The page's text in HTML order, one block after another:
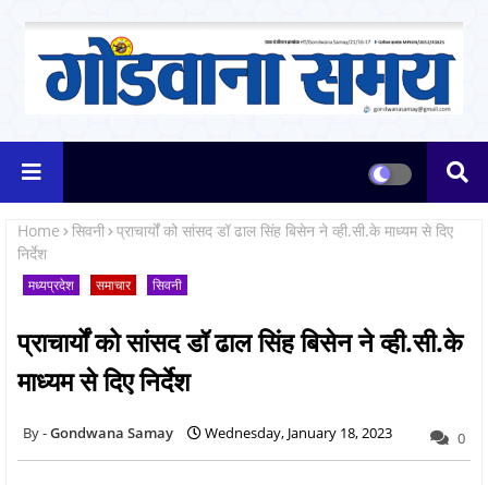
Home सिवनी प्राचार्यों को सांसद डॉ ढाल सिंह बिसेन ने व्ही.सी.के माध्यम से दिए
निर्देश
मध्यप्रदेश समाचार सिवनी
प्राचार्यों को सांसद डॉ ढाल सिंह बिसेन ने व्ही.सी.के
माध्यम से दिए निर्देश
Gondwana Samay Wednesday, January 18, 2023 0